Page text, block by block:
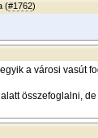
(#1762)
a városi vasút
összefoglalni,